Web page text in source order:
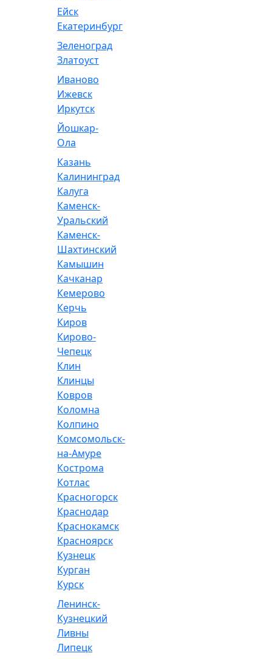
Ейск
Екатеринбург
Зеленоград
Златоуст
Иваново
Ижевск
Иркутск
Йошкар-
Ола
Казань
Калининград
Калуга
Каменск-
Уральский
Каменск-
Шахтинский
Камышин
Качканар
Кемерово
Керчь
Киров
Кирово-
Чепецк
Клин
Клинцы
Ковров
Коломна
Колпино
Комсомольск-
на-Амуре
Кострома
Котлас
Красногорск
Краснодар
Краснокамск
Красноярск
Кузнецк
Курган
Курск
Ленинск-
Кузнецкий
Ливны
Липецк